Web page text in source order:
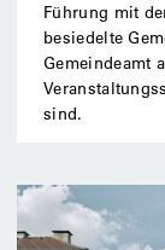
Führung mit
besiedelte
Gemeindeamt
sind.